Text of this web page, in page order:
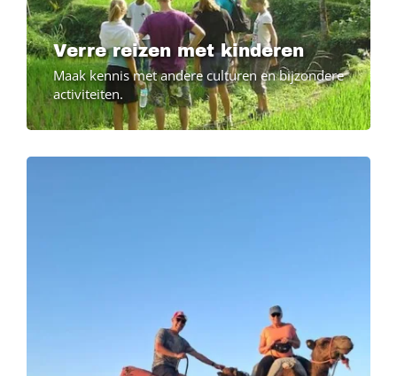
Verre reizen met kinderen
Maak kennis met andere culturen en bijzondere
activiteiten.